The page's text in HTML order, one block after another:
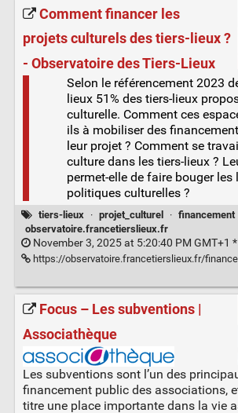
Comment financer les
projets culturels des tiers-lieux ?
- Observatoire des Tiers-Lieux
Selon le référencement 2023
lieux 51% des tiers-lieux
culturelle. Comment ces
ils à mobiliser des
leur projet ? Comment se
culture dans les tiers-lieux ?
permet-elle de faire bouger les
politiques culturelles ?
tiers-lieux · projet_culturel · financement
observatoire.francetierslieux.fr
November 3, 2025 at 5:20:40 PM GMT+1 *
https://observatoire.francetierslieux.fr/
Focus – Les subventions |
Associathèque
Les subventions sont l’un des
financement public des associations,
titre une place importante dans la vie